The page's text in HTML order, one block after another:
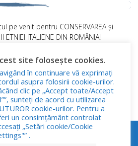
pe venit pentru CONSERVAREA și
ETNIEI ITALIENE DIN ROMÂNIA!
Politica privind fișierele cookies
Personal
site folosește cookies.
în continuare vă exprimați
asupra folosirii cookie-urilor.
clic pe „Accept toate/Accept
sunteți de acord cu utilizarea
cookie-urilor. Pentru a
un consimțământ controlat
„Setări cookie/Cookie
.